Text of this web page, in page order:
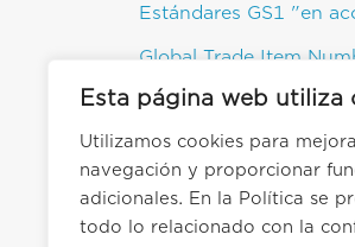
Esta página web utiliza
Utilizamos cookies para
navegación y proporcionar
adicionales. En la Política se
todo lo relacionado con la
Estándares GS1 "en
Global Trade Item
Transportadores de